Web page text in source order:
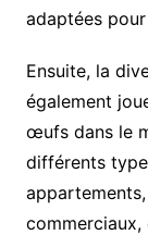
adaptées
Ensuite, la
également
œufs dans le
différents